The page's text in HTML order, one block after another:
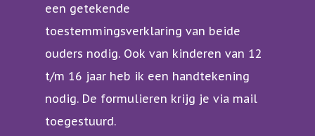
een getekende
toestemmingsverklaring van beide
ouders nodig. Ook van kinderen van 12
t/m 16 jaar heb ik een handtekening
nodig. De formulieren krijg je via mail
toegestuurd.